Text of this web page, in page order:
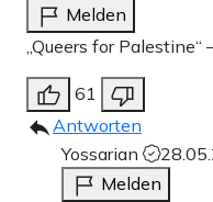
Melden
„Queers for
61
Antworten
Yossarian
Melden